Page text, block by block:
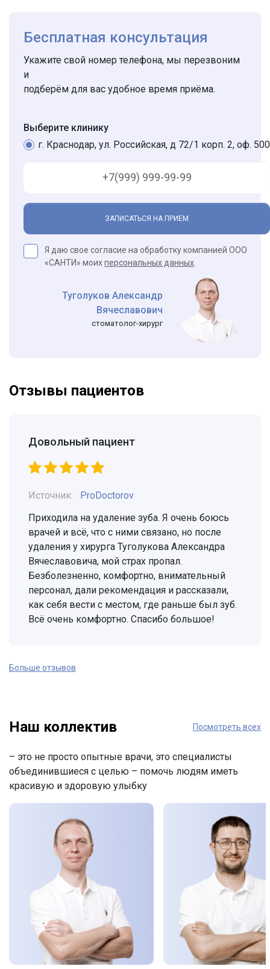
Бесплатная консультация
Укажите свой номер телефона, мы перезвоним
и
подберём для вас удобное время приёма.
Выберите клинику
г. Краснодар, ул. Российская, д 72/1 корп. 2, оф. 500
ЗАПИСАТЬСЯ НА ПРИЕМ
Я даю свое согласие на обработку компанией ООО
«САНТИ» моихперсональных данных
Туголуков Александр
Вячеславович
стоматолог-хирург
Отзывы пациентов
Довольный пациент
Источник:
ProDoctorov
Приходила на удаление зуба. Я очень боюсь
врачей и всё, что с ними связано, но после
удаления у хирурга Туголукова Александра
Вячеславовича, мой страх пропал.
Безболезненно, комфортно, внимательный
персонал, дали рекомендация и рассказали,
как себя вести с местом, где раньше был зуб.
Всё очень комфортно. Спасибо большое!
Больше отзывов
Наш коллектив Посмотреть всех
– это не просто опытные врачи, это специалисты
объединившиеся с целью – помочь людям иметь
красивую и здоровую улыбку